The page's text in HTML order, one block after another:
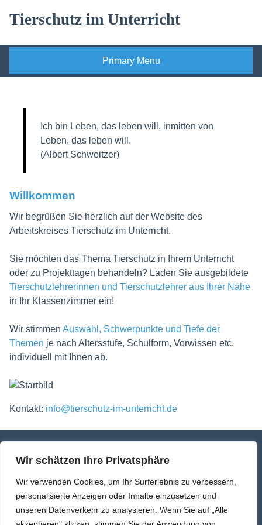
Wir schätzen Ihre Privatsphäre
Wir verwenden Cookies, um Ihr Surferlebnis zu verbessern,
personalisierte Anzeigen oder Inhalte einzusetzen und
unseren Datenverkehr zu analysieren. Wenn Sie auf „Alle
Tierschutz im Unterricht
Primary Menu
Ich bin Leben, das leben will, inmitten von
Leben, das leben will.
(Albert Schweitzer)
Willkommen
Wir begrüßen Sie herzlich auf der Website des
Arbeitskreises Tierschutz im Unterricht.
Sie möchten das Thema Tierschutz in Ihrem Unterricht
oder zu Projekttagen behandeln? Laden Sie ausgebildete
Tierschutzlehrerinnen und Tierschutzlehrer aus Ihrer Nähe
in Ihr Klassenzimmer ein!
Wir stimmen Auswahl, Schwerpunkte und Tiefe der
Themen je nach Altersstufe, Schulform, Vorwissen etc.
individuell mit Ihnen ab.
Kontakt: info@tierschutz-im-unterricht.de
Kontakt
Datenschutzbestimmungen
Impressum